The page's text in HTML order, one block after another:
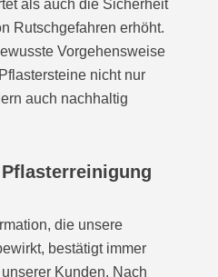
als auch die Sicherheit
Rutschgefahren erhöht.
Vorgehensweise
nicht nur
auch nachhaltig
die unsere
bestätigt immer
Kunden. Nach